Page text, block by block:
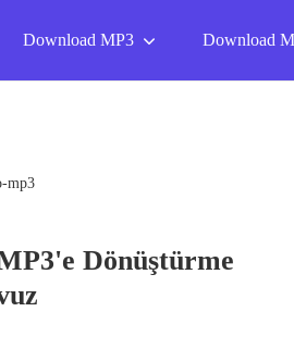
Download MP3 Download
mp3
Dönüştürme